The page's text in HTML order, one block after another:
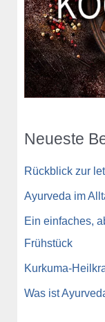
Neueste
Rückblick zur
Ayurveda im
Ein einfaches,
Frühstück
Kurkuma-
Was ist